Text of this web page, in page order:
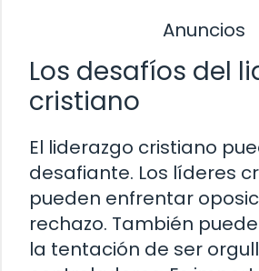
Anuncios
Los desafíos del
cristiano
El liderazgo cristiano
desafiante. Los líderes
pueden enfrentar
rechazo. También
la tentación de ser